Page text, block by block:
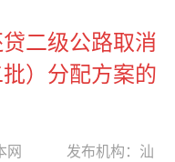
二级公路取消
）分配方案的
网 发布机构： 汕